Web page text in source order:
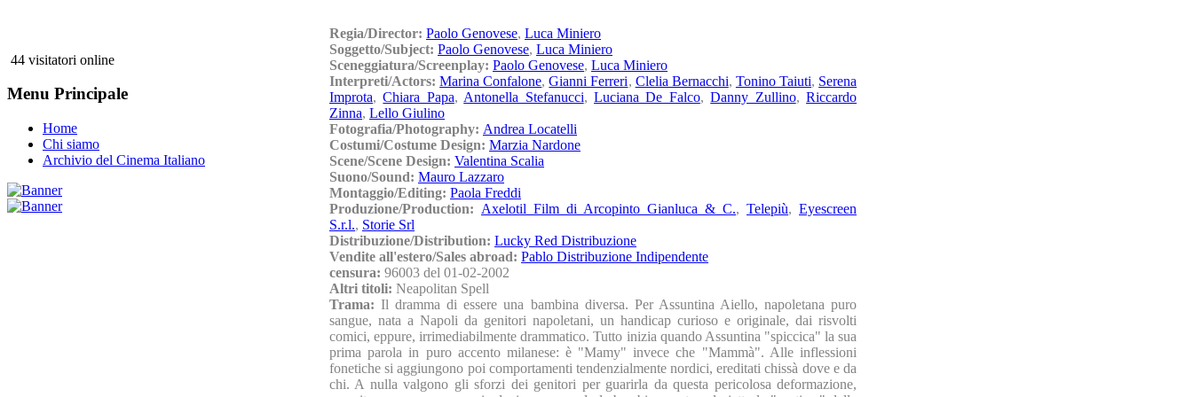
44 visitatori online
Menu Principale
Home
Chi siamo
Archivio del Cinema Italiano
Regia/Director: Paolo Genovese, Luca Miniero
Soggetto/Subject: Paolo Genovese, Luca Miniero
Sceneggiatura/Screenplay: Paolo Genovese, Luca Miniero
Interpreti/Actors:Marina Confalone,Gianni Ferreri, Clelia Bernacchi, Tonino Taiuti, Serena
Improta,Chiara Papa, Antonella Stefanucci,Luciana De Falco,Danny Zullino,Riccardo
Zinna, Lello Giulino
Fotografia/Photography: Andrea Locatelli
Costumi/Costume Design: Marzia Nardone
Scene/Scene Design: Valentina Scalia
Suono/Sound: Mauro Lazzaro
Montaggio/Editing: Paola Freddi
Produzione/Production: Axelotil Film di Arcopinto Gianluca & C., Telepiù, Eyescreen
S.r.l., Storie Srl
Distribuzione/Distribution: Lucky Red Distribuzione
Vendite all'estero/Sales abroad: Pablo Distribuzione Indipendente
censura: 96003 del 01-02-2002
Altri titoli: Neapolitan Spell
Trama:Il dramma di essere una bambina diversa. Per Assuntina Aiello, napoletana puro
sangue, nata a Napoli da genitori napoletani, un handicap curioso e originale, dai risvolti
comici, eppure, irrimediabilmente drammatico. Tutto inizia quando Assuntina "spiccica" la sua
prima parola in puro accento milanese: è "Mamy" invece che "Mammà". Alle inflessioni
fonetiche si aggiungono poi comportamenti tendenzialmente nordici, ereditati chissà dove e da
chi. A nulla valgono gli sforzi dei genitori per guarirla da questa pericolosa deformazione,